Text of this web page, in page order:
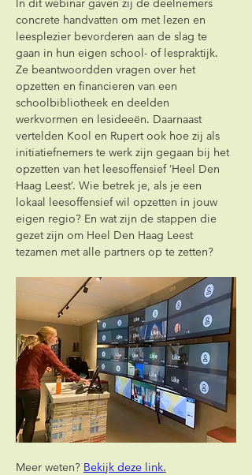
In dit webinar gaven zij de deelnemers
concrete handvatten om met lezen en
leesplezier bevorderen aan de slag te
gaan in hun eigen school- of lespraktijk.
Ze beantwoordden vragen over het
opzetten en financieren van een
schoolbibliotheek en deelden
werkvormen en lesideeën. Daarnaast
vertelden Kool en Rupert ook hoe zij als
initiatiefnemers te werk zijn gegaan bij het
opzetten van het leesoffensief ‘Heel Den
Haag Leest’. Wie betrek je, als je een
lokaal leesoffensief wil opzetten in jouw
eigen regio? En wat zijn de stappen die
gezet zijn om Heel Den Haag Leest
tezamen met alle partners op te zetten?
Meer weten? Bekijk deze link.